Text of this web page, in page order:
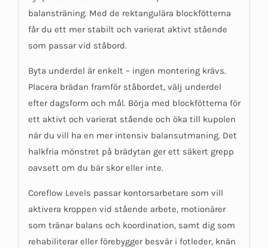
balansträning. Med de rektangulära blockfötterna
får du ett mer stabilt och varierat aktivt stående
som passar vid ståbord.
Byta underdel är enkelt – ingen montering krävs.
Placera brädan framför ståbordet, välj underdel
efter dagsform och mål. Börja med blockfötterna för
ett aktivt och varierat stående och öka till kupolen
när du vill ha en mer intensiv balansutmaning. Det
halkfria mönstret på brädytan ger ett säkert grepp
oavsett om du bär skor eller inte.
Coreflow Levels passar kontorsarbetare som vill
aktivera kroppen vid stående arbete, motionärer
som tränar balans och koordination, samt dig som
rehabiliterar eller förebygger besvär i fotleder, knän